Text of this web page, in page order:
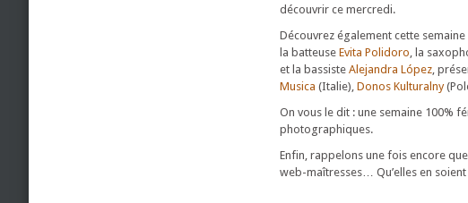
découvrir ce mercredi.
Découvrez également cette
la batteuse Evita Polidoro, la
et la bassiste Alejandra López,
Musica (Italie), Donos Kulturalny
On vous le dit : une semaine 100%
photographiques.
Enfin, rappelons une fois encore
web-maîtresses… Qu’elles en